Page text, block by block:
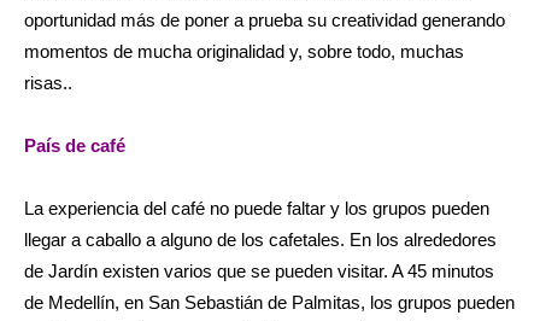
oportunidad más de poner a prueba su creatividad generando
momentos de mucha originalidad y, sobre todo, muchas
risas..
País de café
La experiencia del café no puede faltar y los grupos pueden
llegar a caballo a alguno de los cafetales. En los alrededores
de Jardín existen varios que se pueden visitar. A 45 minutos
de Medellín, en San Sebastián de Palmitas, los grupos pueden